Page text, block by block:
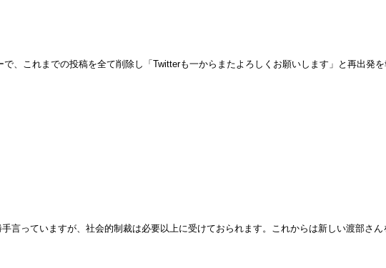
、これまでの投稿を全て削除し「Twitterも一からまたよろしくお願いします」と再出発を
言っていますが、社会的制裁は必要以上に受けておられます。これからは新しい渡部さん